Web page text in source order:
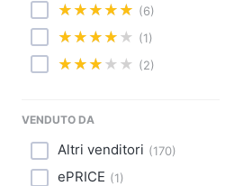
Fotografia
Animali
(6)
(1)
(2)
VENDUTO DA
Altri venditori (170)
ePRICE (1)